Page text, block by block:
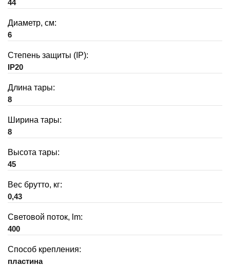
44
Диаметр, см:
6
Степень защиты (IP):
IP20
Длина тары:
8
Ширина тары:
8
Высота тары:
45
Вес брутто, кг:
0,43
Световой поток, lm:
400
Способ крепления:
пластина